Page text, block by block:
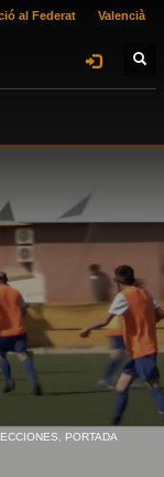
al Federat Valencià
PORTADA